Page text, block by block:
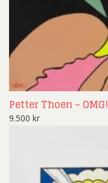
Petter Thoen – OMG!
9.500 kr